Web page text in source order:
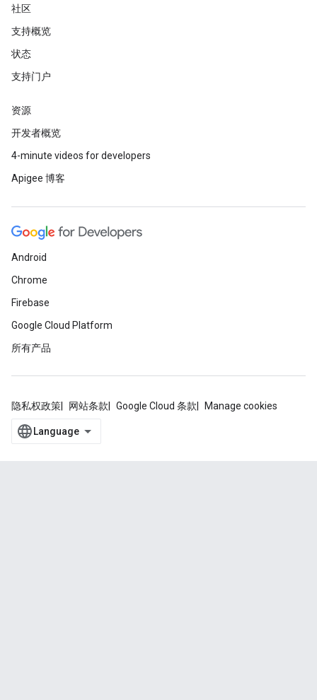
社区
支持概览
状态
支持门户
资源
开发者概览
4-minute videos for developers
Apigee 博客
Android
Chrome
Firebase
Google Cloud Platform
所有产品
隐私权政策 网站条款 Google Cloud 条款 Manage cookies